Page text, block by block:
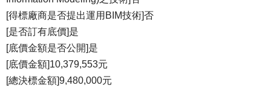
[得標廠商是否提出運用BIM技術]否
[是否訂有底價]是
[底價金額是否公開]是
[底價金額]10,379,553元
[總決標金額]9,480,000元